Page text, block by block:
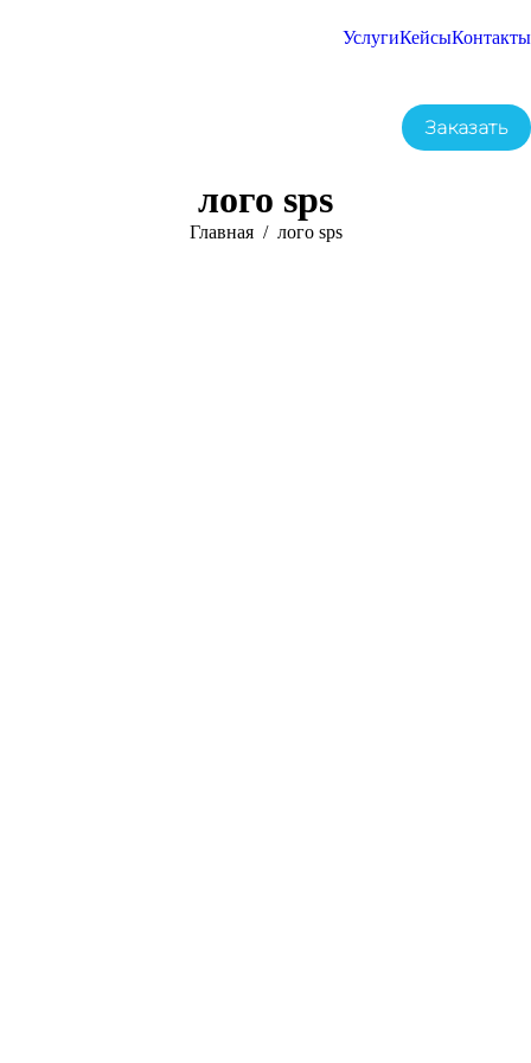
УслугиКейсыКонтакты
Заказать
лого sps
Главная лого sps